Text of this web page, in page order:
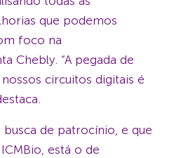
que podemos
foco na
Chebly. “A pegada de
circuitos digitais é
de patrocínio, e que
está o de